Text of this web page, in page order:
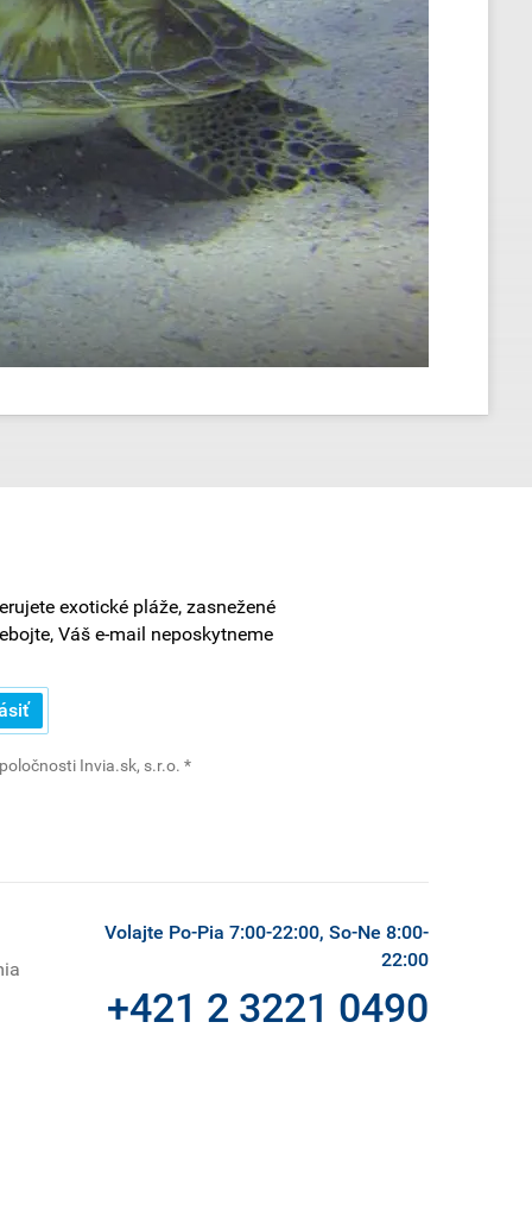
exotické pláže, zasnežené
Váš e-mail neposkytneme
Invia.sk, s.r.o. *(povinné)
Volajte Po-Pia 7:00-22:00, So-Ne 8:00-
22:00
+421 2 3221 0490